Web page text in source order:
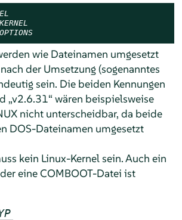
wie Dateinamen umgesetzt
der Umsetzung (sogenanntes
sein. Die beiden Kennungen
„v2.6.31“wären beispielsweise
nicht unterscheidbar, da beide
DOS-Dateinamen umgesetzt
kein Linux-Kernel sein. Auch ein
eine COMBOOT-Datei ist